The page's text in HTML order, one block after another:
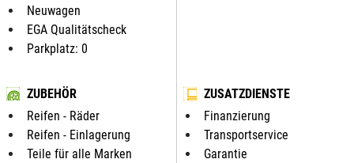
Neuwagen
EGA Qualitätscheck
Parkplatz: 0
ZUBEHÖR
Reifen - Räder
Reifen - Einlagerung
Teile für alle Marken
ZUSATZDIENSTE
Finanzierung
Transportservice
Garantie